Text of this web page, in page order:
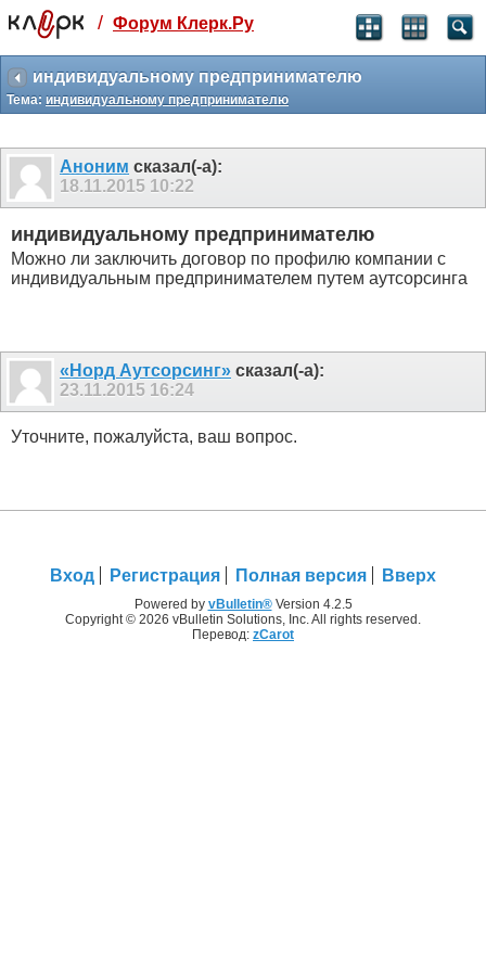
Святые угодники, Клерк без рекламы
прекрасен:)
месяц
3 месяца
259
₽
-10%
499 ₽
-15%
Отмена Оплатить
/ Форум Клерк.Ру
индивидуальному предпринимателю
Тема: индивидуальному предпринимателю
Аноним сказал(-а):
18.11.2015 10:22
индивидуальному предпринимателю
Можно ли заключить договор по профилю компании с
индивидуальным предпринимателем путем аутсорсинга
«Норд Аутсорсинг» сказал(-а):
23.11.2015 16:24
Уточните, пожалуйста, ваш вопрос.
Вход Регистрация Полная версия Вверх
Powered by vBulletin®Version 4.2.5
Copyright © 2026 vBulletin Solutions, Inc. All rights reserved.
Перевод: zCarot